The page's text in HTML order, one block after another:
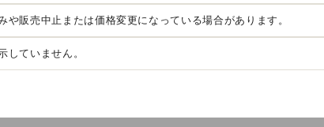
販売中止または価格変更になっている場合があります。
していません。